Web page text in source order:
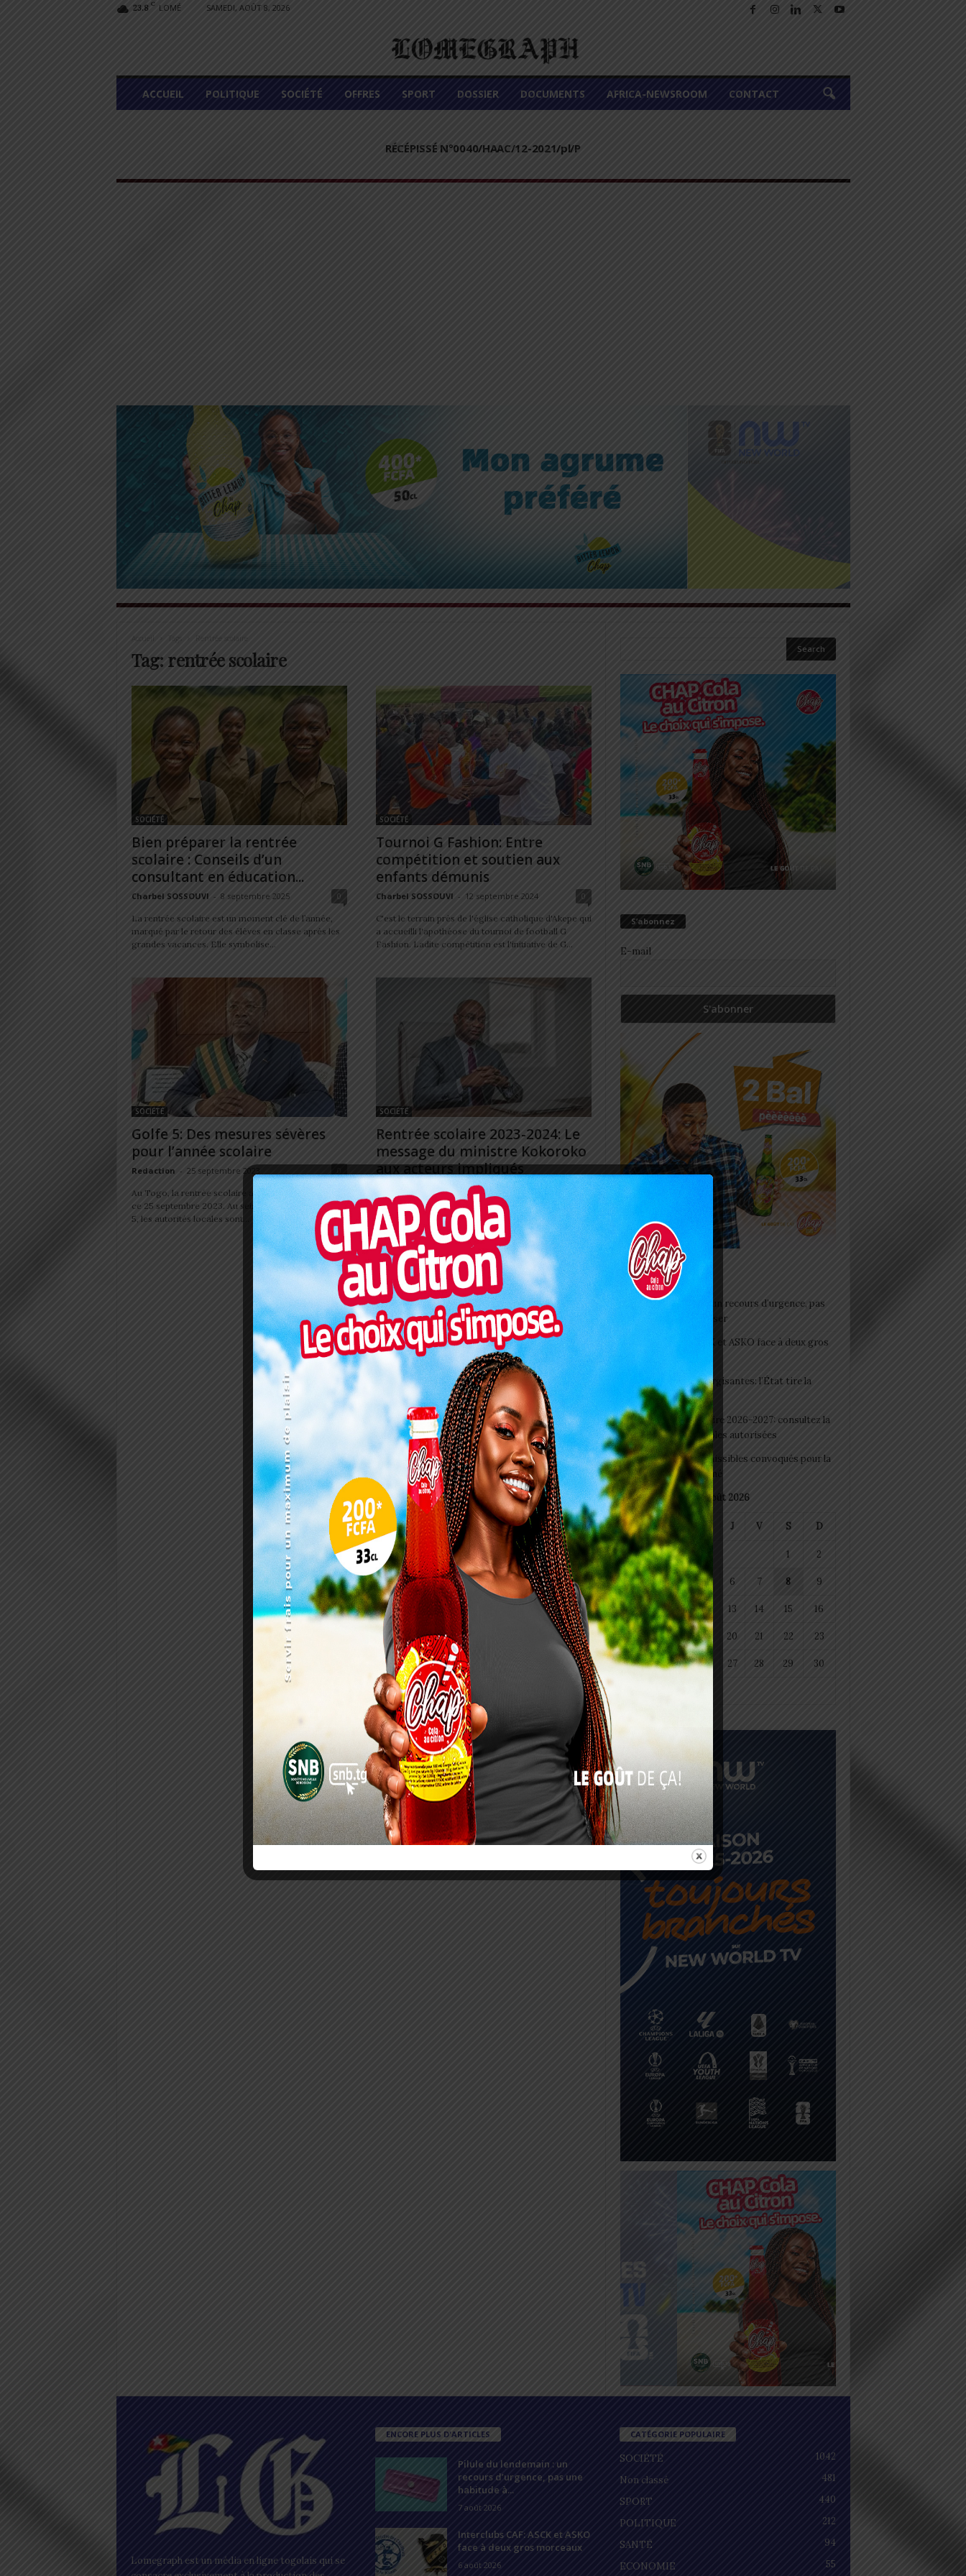
23.8 C LOMÉ SAMEDI, AOÛT 8, 2026
L
M
ACCUEIL POLITIQUE SOCIÉTÉ OFFRES SPORT DOSSIER DOCUMENTS AFRICA-NEWSROOM CONTACT
RÉCÉPISSÉ N°0040/HAAC/12-2021/pl/P
Accueil Tags Rentrée scolaire
Tag: rentrée scolaire
SOCIÉTÉ
Bien préparer la rentrée
scolaire : Conseils d’un
consultant en éducation...
Charbel SOSSOUVI - 8 septembre 2025 0
La rentrée scolaire est un moment clé de l’année,
marqué par le retour des élèves en classe après les
grandes vacances. Elle symbolise...
SOCIÉTÉ
Tournoi G Fashion: Entre
compétition et soutien aux
enfants démunis
Charbel SOSSOUVI - 12 septembre 2024 0
C'est le terrain près de l'église catholique d'Akepe qui
a accueilli l'apothéose du tournoi de football G
Fashion. Ladite compétition est l'initiative de G...
SOCIÉTÉ
Golfe 5: Des mesures sévères
pour l’année scolaire
Redaction - 25 septembre 2023
Au Togo, la rentrée scolaire a effectivement eu lieu
ce 25 septembre 2023. Au sein de la commune Golfe
5, les autorités locales sont...
SOCIÉTÉ
Rentrée scolaire 2023-2024: Le
message du ministre Kokoroko
aux acteurs impliqués
20 septembre 2023 0
A l'orée de la rentrée scolaire, le ministre de
l'Éducation, Komla Dodzi Kokoroko, a envoyé un
message aux acteurs clés du secteur éducatif.
Objectif,...
S’abonnez
E-mail
Articles récents
Pilule du lendemain : un recours d’urgence, pas
une habitude à banaliser
Interclubs CAF: ASCK et ASKO face à deux gros
Togo/ Boissons énergisantes: l’État tire la
sonnette d’alarme
Togo/ Rentrée scolaire 2026-2027: consultez la
liste officielle des écoles autorisées
ESSAL 2026 : les admissibles convoqués pour la
visite médicale à Lomé
août 2026
L M M J V S D
1 2
3 4 5 6 7 8 9
10 11 12 13 14 15 16
17 18 19 20 21 22 23
24 25 26 27 28 29 30
Lomegraph est un média en ligne togolais qui se
ENCORE PLUS D'ARTICLES
Pilule du lendemain : un
recours d’urgence, pas une
habitude à...
7 août 2026
Interclubs CAF: ASCK et ASKO
face à deux gros morceaux
6 août 2026
CATÉGORIE POPULAIRE
SOCIÉTÉ
1042
Non classé
481
SPORT
440
POLITIQUE
212
SANTÉ
94
ECONOMIE
55